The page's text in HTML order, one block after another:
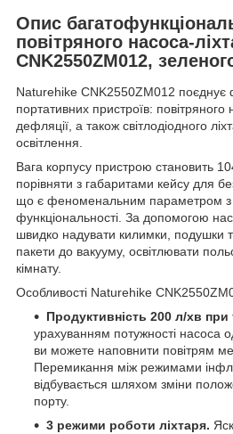
Опис
повітряного насоса-
CNK2550ZM012,
Naturehike CNK2550ZM012 поєднує
портативних пристроїв: повітряного
дефляції, а також світлодіодного
освітлення.
Вага корпусу пристрою становить
порівняти з габаритами кейсу для
що є феноменальним параметром з
функціональності. За допомогою
швидко надувати килимки, подушки
пакети до вакууму, освітлювати
кімнату.
Особливості Naturehike
Продуктивність 200 л/хв при
урахуванням потужності насоса
ви можете наповнити повітрям
Перемикання між режимами
відбувається шляхом зміни
порту.
3 режими роботи ліхтаря.